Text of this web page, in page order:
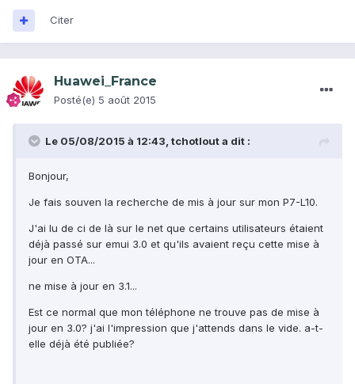
Citer
Huawei_France
Posté(e) 5 août 2015
Le 05/08/2015 à 12:43, tchotlout a dit :
Bonjour,
Je fais souven la recherche de mis à jour sur mon P7-L10.
J'ai lu de ci de là sur le net que certains utilisateurs étaient
déjà passé sur emui 3.0 et qu'ils avaient reçu cette mise à
jour en OTA...
ne mise à jour en 3.1...
Est ce normal que mon téléphone ne trouve pas de mise à
jour en 3.0? j'ai l'impression que j'attends dans le vide. a-t-
elle déjà été publiée?